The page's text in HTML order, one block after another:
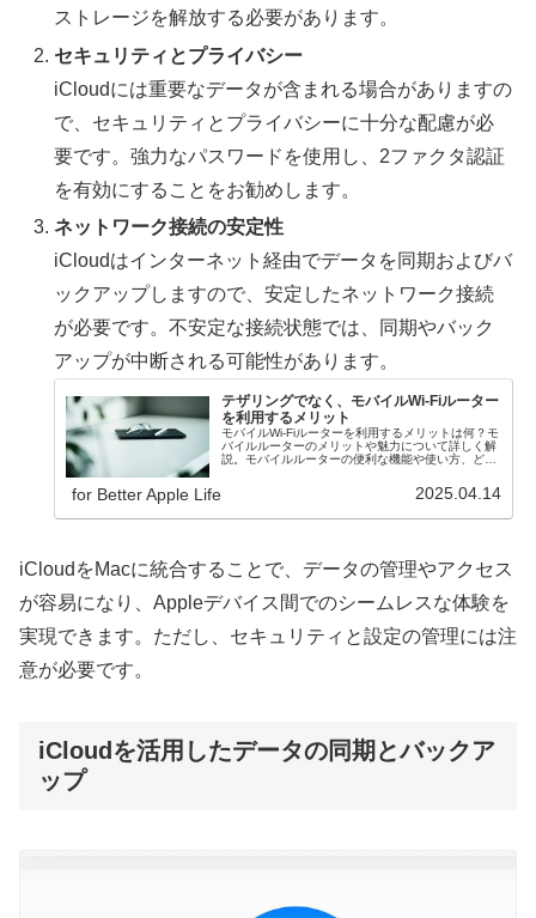
ストレージを解放する必要があります。
セキュリティとプライバシー
iCloudには重要なデータが含まれる場合がありますの
で、セキュリティとプライバシーに十分な配慮が必
要です。強力なパスワードを使用し、2ファクタ認証
を有効にすることをお勧めします。
ネットワーク接続の安定性
iCloudはインターネット経由でデータを同期およびバ
ックアップしますので、安定したネットワーク接続
が必要です。不安定な接続状態では、同期やバック
アップが中断される可能性があります。
テザリングでなく、モバイルWi-Fiルーター
を利用するメリット
モバイルWi-Fiルーターを利用するメリットは何？モ
バイルルーターのメリットや魅力について詳しく解
説。モバイルルーターの便利な機能や使い方、どの
for Better Apple Life 2025.04.14
iCloudをMacに統合することで、データの管理やアクセス
が容易になり、Appleデバイス間でのシームレスな体験を
実現できます。ただし、セキュリティと設定の管理には注
意が必要です。
iCloudを活用したデータの同期とバックア
ップ